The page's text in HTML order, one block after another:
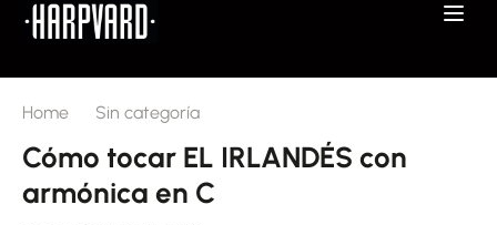
Home Sin categoría
Cómo tocar EL IRLANDÉS con
armónica en C